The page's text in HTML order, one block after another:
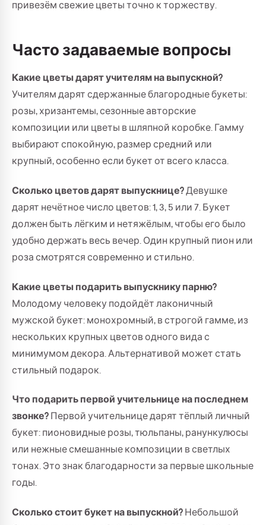
привезём свежие цветы точно к торжеству.
Часто задаваемые вопросы
Какие цветы дарят учителям на выпускной?
Учителям дарят сдержанные благородные букеты:
розы, хризантемы, сезонные авторские
композиции или цветы в шляпной коробке. Гамму
выбирают спокойную, размер средний или
крупный, особенно если букет от всего класса.
Сколько цветов дарят выпускнице?Девушке
дарят нечётное число цветов: 1, 3, 5 или 7. Букет
должен быть лёгким и нетяжёлым, чтобы его было
удобно держать весь вечер. Один крупный пион или
роза смотрятся современно и стильно.
Какие цветы подарить выпускнику парню?
Молодому человеку подойдёт лаконичный
мужской букет: монохромный, в строгой гамме, из
нескольких крупных цветов одного вида с
минимумом декора. Альтернативой может стать
стильный подарок.
Что подарить первой учительнице на последнем
звонке?Первой учительнице дарят тёплый личный
букет: пионовидные розы, тюльпаны, ранункулюсы
или нежные смешанные композиции в светлых
тонах. Это знак благодарности за первые школьные
годы.
Сколько стоит букет на выпускной?Небольшой